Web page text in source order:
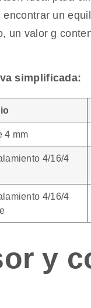
un
un valor g
simplificada:
4 mm
4/16/4
4/16/4
y